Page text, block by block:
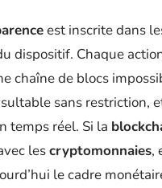
est inscrite dans
dispositif. Chaque
chaîne de blocs
sans restriction,
temps réel. Si la
lescryptomonnaies,
le cadre